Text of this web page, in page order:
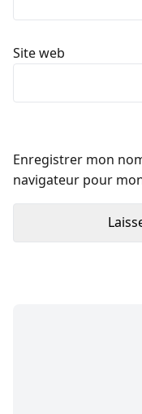
Site web
Enregistrer mon
navigateur pour